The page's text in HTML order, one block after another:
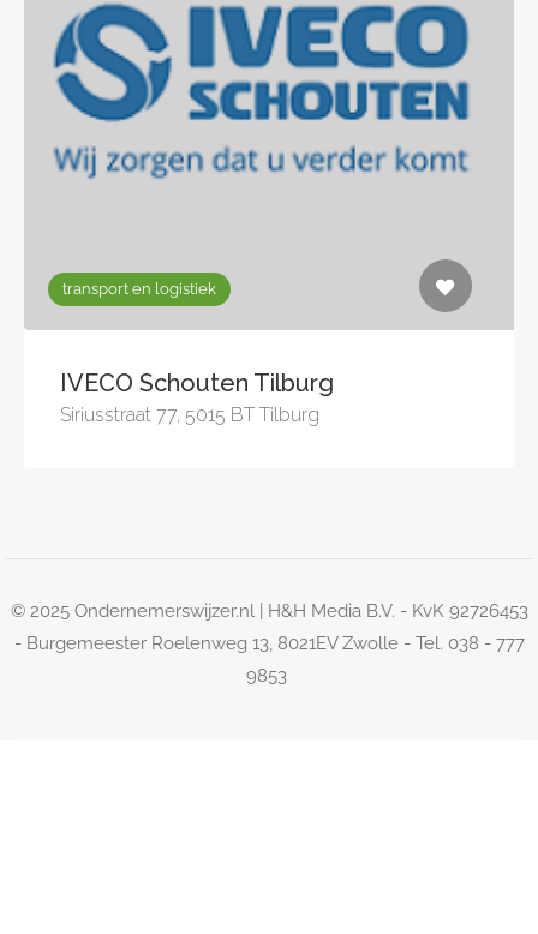
transport en logistiek
IVECO Schouten Tilburg
Siriusstraat 77, 5015 BT Tilburg
© 2025 Ondernemerswijzer.nl | H&H Media B.V. - KvK 92726453
- Burgemeester Roelenweg 13, 8021EV Zwolle - Tel. 038 - 777
9853